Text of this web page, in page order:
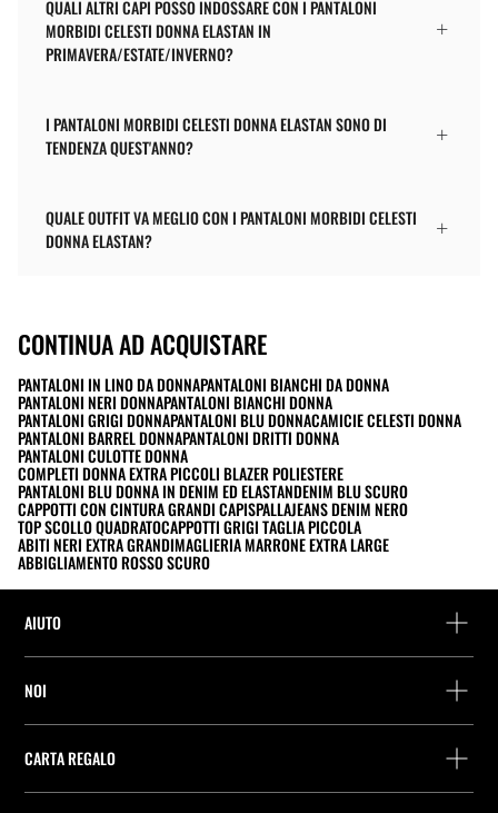
QUALI ALTRI CAPI POSSO INDOSSARE CON I PANTALONI
MORBIDI CELESTI DONNA ELASTAN IN
PRIMAVERA/ESTATE/INVERNO?
I PANTALONI MORBIDI CELESTI DONNA ELASTAN SONO DI
TENDENZA QUEST'ANNO?
QUALE OUTFIT VA MEGLIO CON I PANTALONI MORBIDI CELESTI
DONNA ELASTAN?
CONTINUA AD ACQUISTARE
PANTALONI IN LINO DA DONNAPANTALONI BIANCHI DA DONNA
PANTALONI NERI DONNAPANTALONI BIANCHI DONNA
PANTALONI GRIGI DONNAPANTALONI BLU DONNACAMICIE CELESTI DONNA
PANTALONI BARREL DONNAPANTALONI DRITTI DONNA
PANTALONI CULOTTE DONNA
COMPLETI DONNA EXTRA PICCOLI BLAZER POLIESTERE
PANTALONI BLU DONNA IN DENIM ED ELASTANDENIM BLU SCURO
CAPPOTTI CON CINTURA GRANDI CAPISPALLAJEANS DENIM NERO
TOP SCOLLO QUADRATOCAPPOTTI GRIGI TAGLIA PICCOLA
ABITI NERI EXTRA GRANDIMAGLIERIA MARRONE EXTRA LARGE
ABBIGLIAMENTO ROSSO SCURO
AIUTO
Rintraccia il tuo ordine
Ricerca dei punti di consegna
NOI
Società
CARTA REGALO